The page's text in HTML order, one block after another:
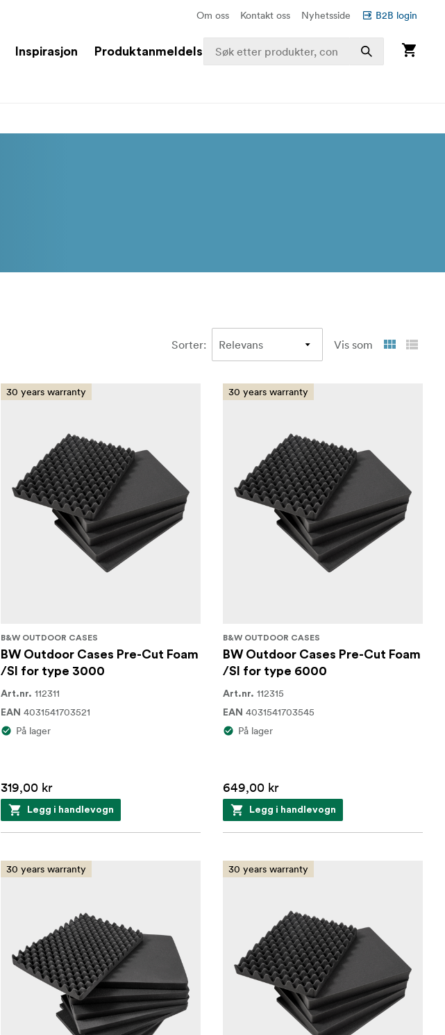
Om oss Kontakt oss Nyhetsside B2B login
Inspirasjon Produktanmeldelser
Sorter: Vis som
30 years warranty
B&W OUTDOOR CASES
BW Outdoor Cases Pre-Cut Foam
/SI for type 3000
Art.nr. 112311
EAN 4031541703521
På lager
319,00 kr
Legg i handlevogn
30 years warranty
B&W OUTDOOR CASES
BW Outdoor Cases Pre-Cut Foam
/SI for type 6000
Art.nr. 112315
EAN 4031541703545
På lager
649,00 kr
Legg i handlevogn
30 years warranty 30 years warranty